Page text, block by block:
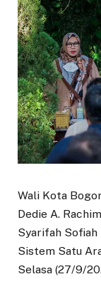
Wali Kota
Dedie A.
Syarifah
Sistem Satu
Selasa (27/9/